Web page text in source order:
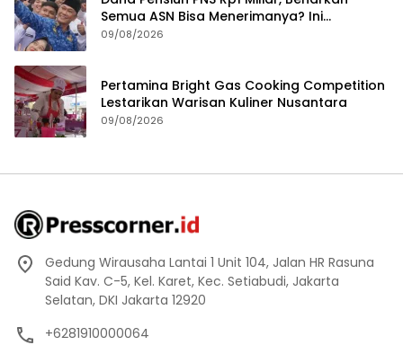
Semua ASN Bisa Menerimanya? Ini
Penjelasannya
09/08/2026
Pertamina Bright Gas Cooking Competition
Lestarikan Warisan Kuliner Nusantara
09/08/2026
Gedung Wirausaha Lantai 1 Unit 104, Jalan HR Rasuna
Said Kav. C-5, Kel. Karet, Kec. Setiabudi, Jakarta
Selatan, DKI Jakarta 12920
+6281910000064